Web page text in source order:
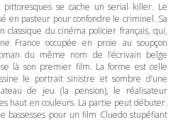
pittoresques se cache un serial killer. Le
en pasteur pour confondre le criminel. Sa
classique du cinéma policier français, qui,
France occupée en proie au soupçon
du même nom de l’écrivain belge
là son premier film. La forme est celle
le portrait sinistre et sombre d’une
de jeu (la pension), le réalisateur
haut en couleurs. La partie peut débuter.
bassesses pour un film Cluedo stupéfiant